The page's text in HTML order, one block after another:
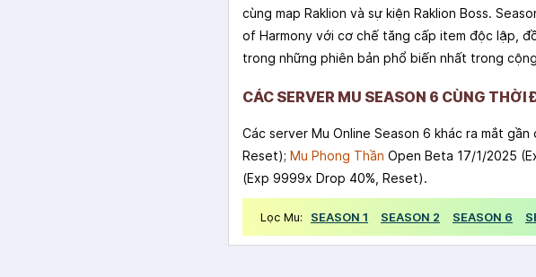
cùng map Raklion và sự kiện Raklion Boss.
of Harmony với cơ chế tăng cấp item độc lập,
trong những phiên bản phổ biến nhất trong
CÁC SERVER MU SEASON 6 CÙNG THỜI
Các server Mu Online Season 6 khác ra mắt gần
Reset); Mu Phong Thần Open Beta 17/1/2025
(Exp 9999x Drop 40%, Reset).
Lọc Mu: SEASON 1 SEASON 2 SEASON 6